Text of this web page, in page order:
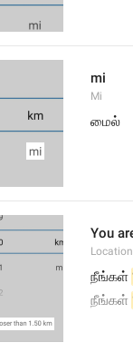
mi
Mi
மைல்
You
நீங்கள்
நீங்கள்